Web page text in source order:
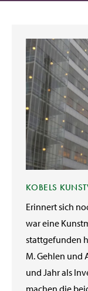
KOBELS
Erinnert sich
war eine
stattgefunden
M. Gehlen und
und Jahr als
machen die